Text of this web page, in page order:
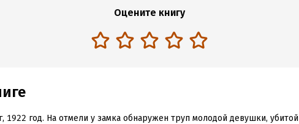
Оцените книгу
1922 год. На отмели у замка обнаружен труп молодой девушки, убитой